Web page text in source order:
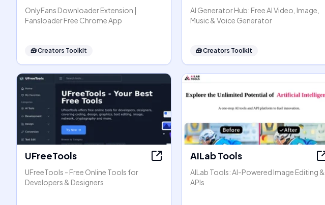
OnlyFans Downloader Extension |
Fansloader Free Chrome App
🧰Creators Toolkit
AI Generator Hub: Free AI Video, Image,
Music & Voice Generator
🧰Creators Toolkit
UFreeTools
UFreeTools - Free Online Tools for
Developers & Designers
AILab Tools
AILab Tools: AI-Powered Image Editing &
APIs